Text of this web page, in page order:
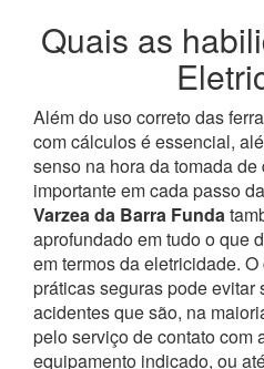
Quais as
Além do uso correto das
com cálculos é essencial,
senso na hora da tomada
importante em cada passo
Varzea da Barra Funda
aprofundado em tudo o que
em termos da eletricidade. O
práticas seguras pode evitar
acidentes que são, na
pelo serviço de contato com
equipamento indicado, ou